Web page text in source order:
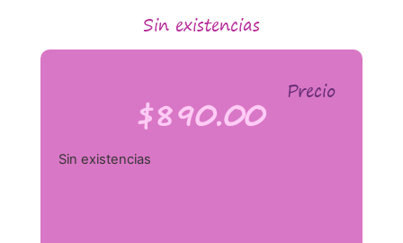
Sin existencias
Precio
$890.00
Sin existencias